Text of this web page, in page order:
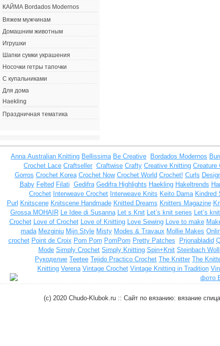
КАЙМА Bordados Modernos
Вяжем мужчинам
Домашним животным
Игрушки
Шапки сумки украшения
Носочки гетры тапочки
С купальниками
Для дома
Haekling
Праздничная тематика
Anna Australian Knitting Bellissima Be Creative Bordados Modernos
Crochet Lace Craftseller Craftwise Crafty Creative Knitting Creature
Gorros Crochet Korea Crochet Now Crochet World Crochet! Curls
Baby Felted Filati Gedifra Gedifra Highlights Haekling Hakeltrends
Crochet Interweave Crochet Interweave Knits Keito Dama Kindred
Purl Knitscene Knitscene Handmade Knitted Dreams Knitters Magazine
Grossa MOHAIR Le Idee di Susanna Let s Knit Let’s knit series Let’s
Crochet Love of Crochet Love of Knitting Love Sewing Love to make
mada Mezginiu Mijn Style Misty Modes & Travaux Mollie Makes
crochet Point de Croix Pom Pom PomPom Pretty Patches Prjonabladid
Mode Simply Crochet Simply Knitting Spin+Knit Steinbach
Рукоделие Teetee Tejido Practico Crochet The Knitter The
Knitting Verena Vintage Crochet Vintage Knitting in Tradition
(c) 2020 Chudo-Klubok.ru :: Сайт по вязанию: вязание